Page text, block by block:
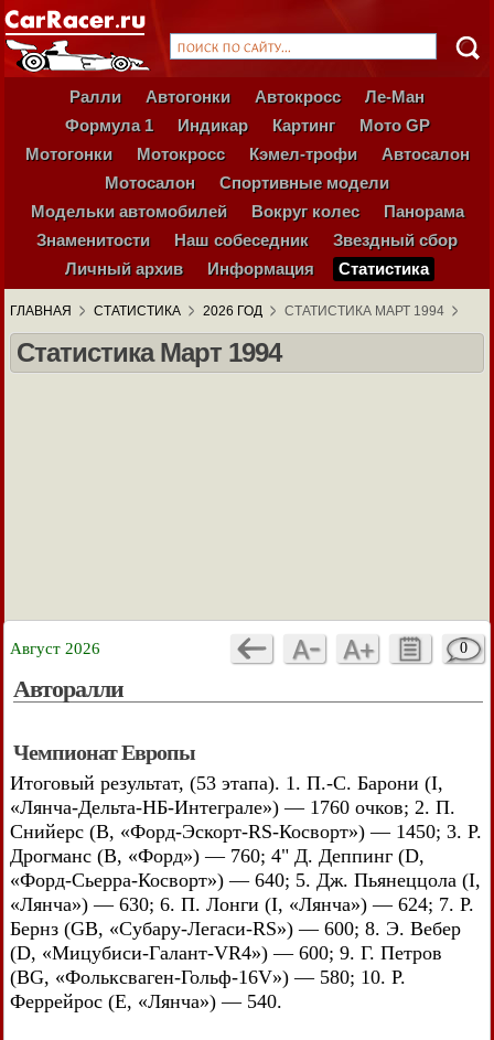
Ралли Автогонки Автокросс
Ле-Ман
Формула 1
Индикар Картинг
Мото GP
Мотогонки
Мотокросс Кэмел-трофи
Автосалон
Мотосалон
Спортивные модели
Модельки автомобилей
Вокруг колес
Панорама
Знаменитости
Наш собеседник
Звездный сбор
Личный архив
Информация Статистика
ГЛАВНАЯ СТАТИСТИКА 2026 ГОД СТАТИСТИКА МАРТ 1994
Статистика Март 1994
Август 2026 0
Авторалли
Чемпионат Европы
Итоговый результат, (53 этапа). 1. П.-С. Барони (I,
«Лянча-Дельта-НБ-Интеграле») — 1760 очков; 2. П.
Снийерс (В, «Форд-Эскорт-RS-Косворт») — 1450; 3. Р.
Дрогманс (В, «Форд») — 760; 4" Д. Деппинг (D,
«Форд-Сьерра-Косворт») — 640; 5. Дж. Пьянеццола (I,
«Лянча») — 630; 6. П. Лонги (I, «Лянча») — 624; 7. Р.
Бернз (GB, «Субару-Легаси-RS») — 600; 8. Э. Вебер
(D, «Мицубиси-Галант-VR4») — 600; 9. Г. Петров
(BG, «Фольксваген-Гольф-16V») — 580; 10. Р.
Феррейрос (E, «Лянча») — 540.